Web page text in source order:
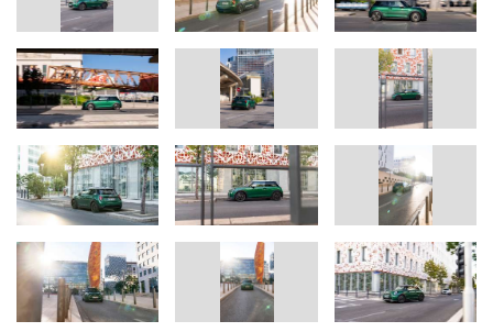
Zahlreiche Assistenzsysteme für sicheres und komfortables
Fahren.
Das neue MINI Operating System 9 ist intuitiv und einfach zu
bedienen. Dank des einzigartigen OLED-Displays und des
sprachgesteuerten MINI Intelligent Personal Assistant erhalten die
Insassen mehr Kontrolle, Vernetzung und Personalisierung als je
zuvor. Die MINI Navigation hilft durch 3D-Visualisierung sowie
Augmented View beim Navigieren und gibt neben aktuellen
Informationen zur Verkehrslage auch Hinweise auf freie
Parkplätze inklusive integrierter digitaler Bezahlmöglichkeit und
vieles mehr. Kamera- und radarbasierte Assistenzfunktionen
erhöhen die Sicherheit und unterstützen auf Wunsch beim
Lenken und Spurhalten. Im Stadtverkehr lassen sich Stop-and-
go-Situationen dank automatischer Geschwindigkeits- und
Abstandshaltung souverän bewältigen.